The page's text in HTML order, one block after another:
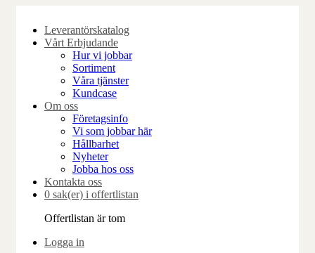
content
Leverantörskatalog
Vårt Erbjudande
Hur vi jobbar
Sortiment
Våra tjänster
Kundcase
Om oss
Företagsinfo
Vi som jobbar här
Hållbarhet
Nyheter
Jobba hos oss
Kontakta oss
0 sak(er) i offertlistan
Offertlistan är tom
Logga in